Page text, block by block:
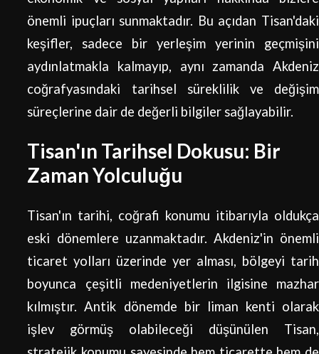
önemli ipuçları sunmaktadır. Bu açıdan Tisan'daki
keşifler, sadece bir yerleşim yerinin geçmişini
aydınlatmakla kalmayıp, aynı zamanda Akdeniz
coğrafyasındaki tarihsel süreklilik ve değişim
süreçlerine dair de değerli bilgiler sağlayabilir.
Tisan'ın Tarihsel Dokusu: Bir
Zaman Yolculuğu
Tisan'ın tarihi, coğrafi konumu itibarıyla oldukça
eski dönemlere uzanmaktadır. Akdeniz'in önemli
ticaret yolları üzerinde yer alması, bölgeyi tarih
boyunca çeşitli medeniyetlerin ilgisine mazhar
kılmıştır. Antik dönemde bir liman kenti olarak
işlev görmüş olabileceği düşünülen Tisan,